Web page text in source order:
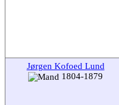
Jørgen Kofoed Lund
1804-1879